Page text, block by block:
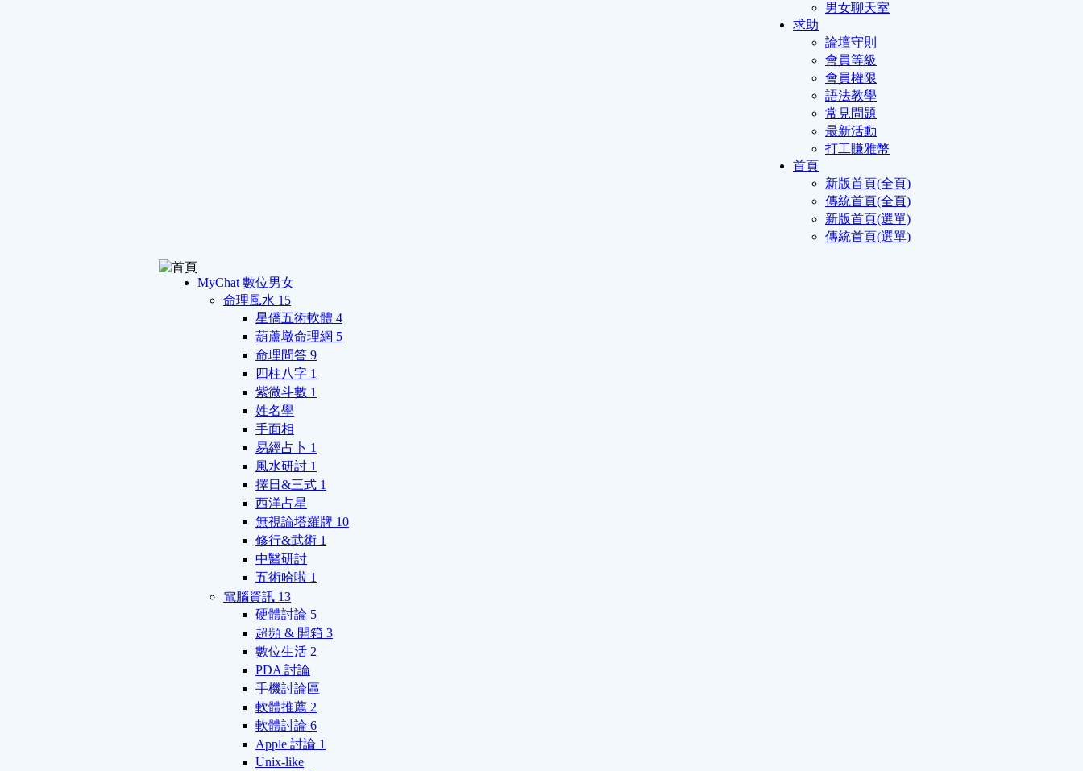
男女聊天室
求助
論壇守則
會員等級
會員權限
語法教學
常見問題
最新活動
打工賺雅幣
首頁
新版首頁(全頁)
傳統首頁(全頁)
新版首頁(選單)
傳統首頁(選單)
MyChat 數位男女
命理風水 15
星僑五術軟體 4
葫蘆墩命理網 5
命理問答 9
四柱八字 1
紫微斗數 1
姓名學
手面相
易經占卜 1
風水研討 1
擇日&三式 1
西洋占星
無視論塔羅牌 10
修行&武術 1
中醫研討
五術哈啦 1
電腦資訊 13
硬體討論 5
超頻 & 開箱 3
數位生活 2
PDA 討論
手機討論區
軟體推薦 2
軟體討論 6
Apple 討論 1
Unix-like